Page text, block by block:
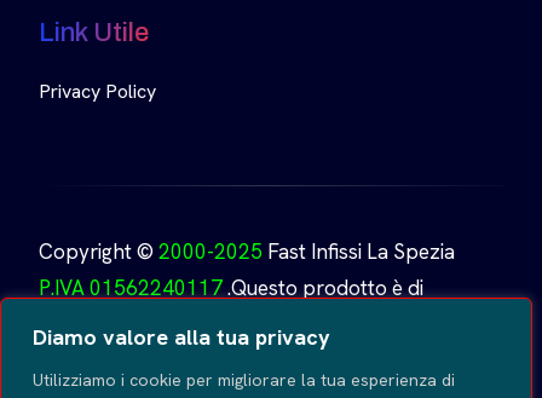
Diamo valore alla tua privacy
Utilizziamo i cookie per migliorare la tua esperienza di
Link Utile
Privacy Policy
Copyright © 2000-2025 Fast Infissi La Spezia
P.IVA 01562240117.Questo prodotto è di
proprietà di
Fast Infissi. Creato da